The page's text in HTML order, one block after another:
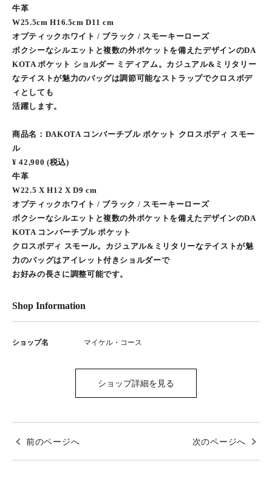
牛革
W25.5cm H16.5cm D11 cm
オプティックホワイト / ブラック / スモーキーローズ
ボクシーなシルエットと複数の外ポケットを備えたデザインのDA
KOTA ポケット ショルダー ミディアム。カジュアル&ミリタリー
なテイストが魅力のバッグは調節可能なストラップでクロスボデ
ィとしても
活躍します。
商品名：DAKOTA コンバーチブル ポケット クロスボディ スモー
ル
¥ 42,900 (税込)
牛革
W22.5 X H12 X D9 cm
オプティックホワイト / ブラック / スモーキーローズ
ボクシーなシルエットと複数の外ポケットを備えたデザインのDA
KOTA コンバーチブル ポケット
クロスボディ スモール。カジュアル&ミリタリーなテイストが魅
力のバッグはアイレット付きショルダーで
お好みの長さに調整可能です。
Shop Information
ショップ名 マイケル・コース
ショップ詳細を見る
前のページへ 次のページへ